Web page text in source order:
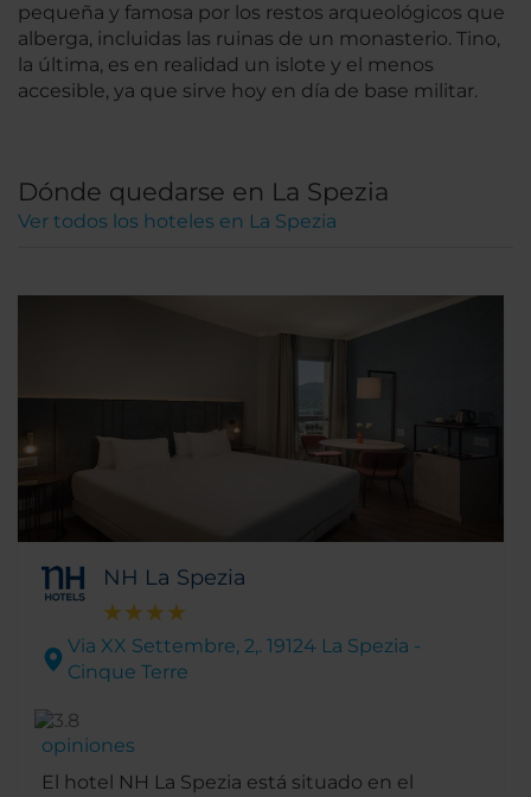
pequeña y famosa por los restos arqueológicos que
alberga, incluidas las ruinas de un monasterio. Tino,
la última, es en realidad un islote y el menos
accesible, ya que sirve hoy en día de base militar.
Dónde quedarse en La Spezia
Ver todos los hoteles en La Spezia
NH La Spezia
Via XX Settembre, 2,. 19124 La Spezia -
Cinque Terre
opiniones
El hotel NH La Spezia está situado en el